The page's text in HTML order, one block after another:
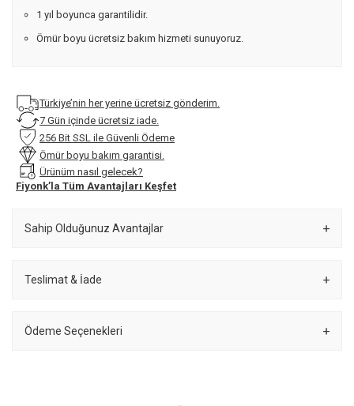
1 yıl boyunca garantilidir.
Ömür boyu ücretsiz bakım hizmeti sunuyoruz.
Türkiye’nin her yerine ücretsiz gönderim.
7 Gün içinde ücretsiz iade.
256 Bit SSL ile Güvenli Ödeme
Ömür boyu bakım garantisi.
Ürünüm nasıl gelecek?
Fiyonk’la Tüm Avantajları Keşfet
Sahip Olduğunuz Avantajlar
Teslimat & İade
Ödeme Seçenekleri